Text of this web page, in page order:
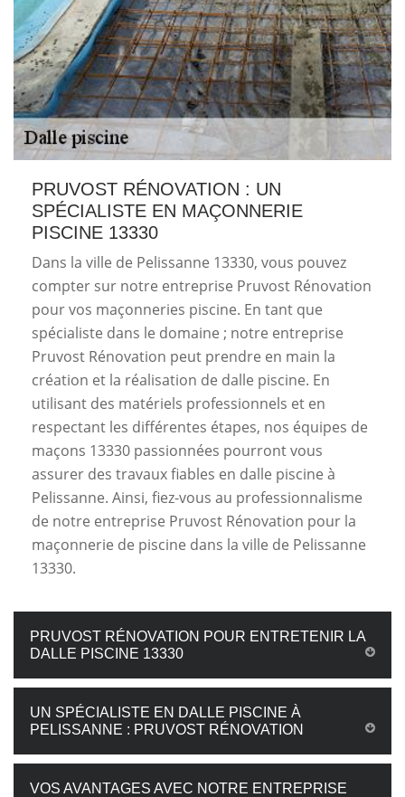
PRUVOST RÉNOVATION : UN
SPÉCIALISTE EN MAÇONNERIE
PISCINE 13330
Dans la ville de Pelissanne 13330, vous pouvez
compter sur notre entreprise Pruvost Rénovation
pour vos maçonneries piscine. En tant que
spécialiste dans le domaine ; notre entreprise
Pruvost Rénovation peut prendre en main la
création et la réalisation de dalle piscine. En
utilisant des matériels professionnels et en
respectant les différentes étapes, nos équipes de
maçons 13330 passionnées pourront vous
assurer des travaux fiables en dalle piscine à
Pelissanne. Ainsi, fiez-vous au professionnalisme
de notre entreprise Pruvost Rénovation pour la
maçonnerie de piscine dans la ville de Pelissanne
13330.
PRUVOST RÉNOVATION POUR ENTRETENIR LA
DALLE PISCINE 13330
UN SPÉCIALISTE EN DALLE PISCINE À
PELISSANNE : PRUVOST RÉNOVATION
VOS AVANTAGES AVEC NOTRE ENTREPRISE